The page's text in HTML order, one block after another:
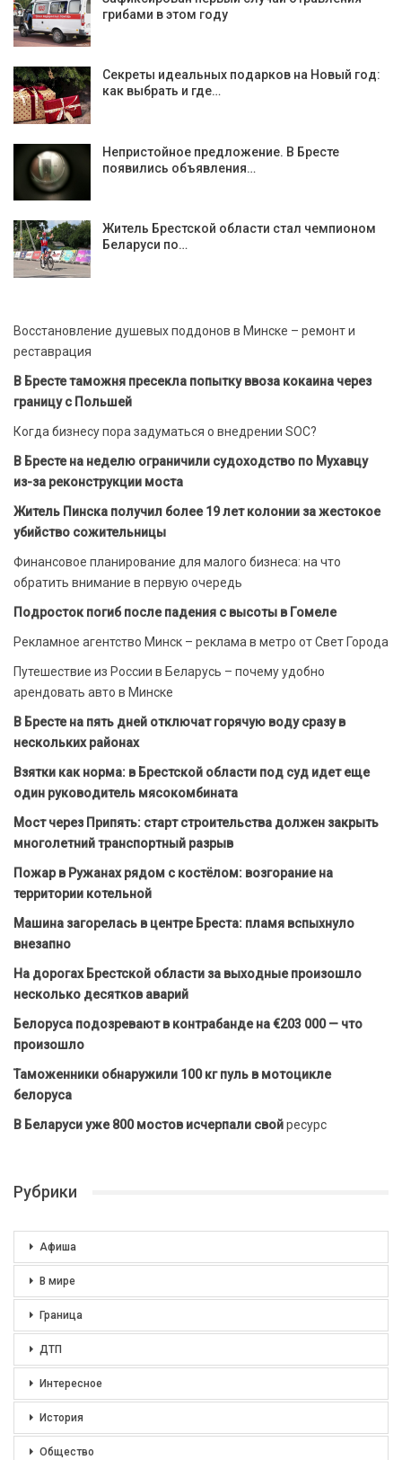
грибами в этом году
Секреты идеальных подарков на Новый год:
как выбрать и где…
Непристойное предложение. В Бресте
появились объявления…
Житель Брестской области стал чемпионом
Беларуси по…
Восстановление душевых поддонов в Минске – ремонт и
реставрация
В Бресте таможня пресекла попытку ввоза кокаина через
границу с Польшей
Когда бизнесу пора задуматься о внедрении SOC?
В Бресте на неделю ограничили судоходство по Мухавцу
из-за реконструкции моста
Житель Пинска получил более 19 лет колонии за жестокое
убийство сожительницы
Финансовое планирование для малого бизнеса: на что
обратить внимание в первую очередь
Подросток погиб после падения с высоты в Гомеле
Рекламное агентство Минск – реклама в метро от Свет Города
Путешествие из России в Беларусь – почему удобно
арендовать авто в Минске
В Бресте на пять дней отключат горячую воду сразу в
нескольких районах
Взятки как норма: в Брестской области под суд идет еще
один руководитель мясокомбината
Мост через Припять: старт строительства должен закрыть
многолетний транспортный разрыв
Пожар в Ружанах рядом с костёлом: возгорание на
территории котельной
Машина загорелась в центре Бреста: пламя вспыхнуло
внезапно
На дорогах Брестской области за выходные произошло
несколько десятков аварий
Белоруса подозревают в контрабанде на €203 000 — что
произошло
Таможенники обнаружили 100 кг пуль в мотоцикле
белоруса
В Беларуси уже 800 мостов исчерпали свойресурс
Рубрики
Афиша
В мире
Граница
ДТП
Интересное
История
Общество